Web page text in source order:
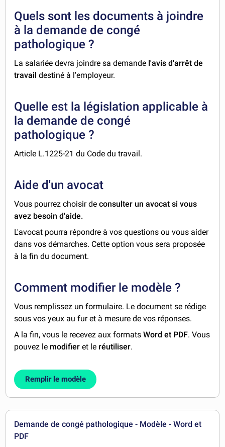
Quels sont les documents à joindre
à la demande de congé
pathologique ?
La salariée devra joindre sa demande l'avis d'arrêt de
travail destiné à l'employeur.
Quelle est la législation applicable à
la demande de congé
pathologique ?
Article L.1225-21 du Code du travail.
Aide d'un avocat
Vous pourrez choisir deconsulter un avocat si vous
avez besoin d'aide.
L'avocat pourra répondre à vos questions ou vous aider
dans vos démarches. Cette option vous sera proposée
à la fin du document.
Comment modifier le modèle ?
Vous remplissez un formulaire. Le document se rédige
sous vos yeux au fur et à mesure de vos réponses.
A la fin, vous le recevez aux formatsWord et PDF. Vous
pouvez le modifier et le réutiliser.
Remplir le modèle
Demande de congé pathologique - Modèle - Word et
PDF